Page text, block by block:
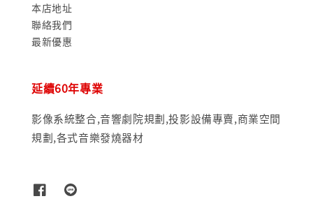
本店地址
聯絡我們
最新優惠
延續60年專業
影像系統整合,音響劇院規劃,投影設備專賣,商業空間
規劃,各式音樂發燒器材